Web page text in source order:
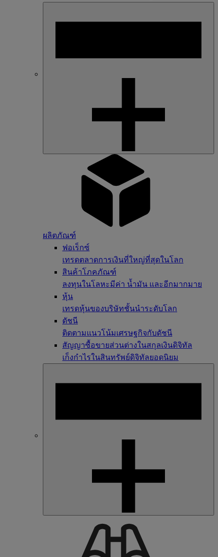
ผลิตภัณฑ์
ฟอเร็กซ์
เทรดตลาดการเงินที่ใหญ่ที่สุดในโลก
สินค้าโภคภัณฑ์
ลงทุนในโลหะมีค่า น้ำมัน และอีกมากมาย
หุ้น
เทรดหุ้นของบริษัทชั้นนำระดับโลก
ดัชนี
ติดตามแนวโน้มเศรษฐกิจกับดัชนี
สัญญาซื้อขายส่วนต่างในสกุลเงินดิจิทัล
เก็งกำไรในสินทรัพย์ดิจิทัลยอดนิยม